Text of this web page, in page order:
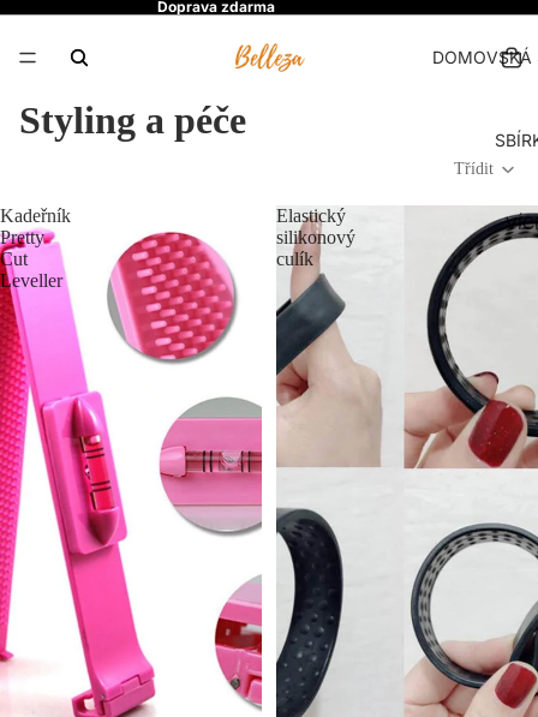
Doprava zdarma
DOMOVSKÁ
Styling a péče
Třídit
Kadeřník
Pretty
Cut
Leveller
Elastický
silikonový
culík